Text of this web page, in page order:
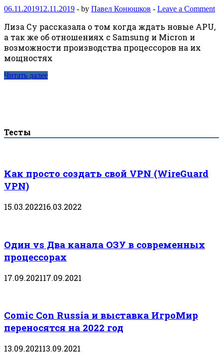
06.11.201912.11.2019 - by Павел Конюшков - Leave a Comment
Лиза Су рассказала о том когда ждать новые APU,
а так же об отношениях с Samsung и Micron и
возможности производства процессоров на их
мощностях
Читать далее
Тесты
Как просто создать свой VPN (WireGuard
VPN)
15.03.202216.03.2022
Один vs Два канала ОЗУ в современных
процессорах
17.09.202117.09.2021
Comic Con Russia и выставка ИгроМир
переносятся на 2022 год
13.09.202113.09.2021